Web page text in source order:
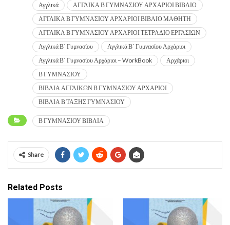
Αγγλικά
ΑΓΓΛΙΚΑ Β ΓΥΜΝΑΣΙΟΥ ΑΡΧΑΡΙΟΙ ΒΙΒΛΙΟ
ΑΓΓΛΙΚΑ Β ΓΥΜΝΑΣΙΟΥ ΑΡΧΑΡΙΟΙ ΒΙΒΛΙΟ ΜΑΘΗΤΗ
ΑΓΓΛΙΚΑ Β ΓΥΜΝΑΣΙΟΥ ΑΡΧΑΡΙΟΙ ΤΕΤΡΑΔΙΟ ΕΡΓΑΣΙΩΝ
Αγγλικά Β΄ Γυμνασίου
Αγγλικά Β΄ Γυμνασίου Αρχάριοι
Αγγλικά Β΄ Γυμνασίου Αρχάριοι – WorkBook
Αρχάριοι
Β ΓΥΜΝΑΣΙΟΥ
ΒΙΒΛΙΑ ΑΓΓΛΙΚΩΝ Β ΓΥΜΝΑΣΙΟΥ ΑΡΧΑΡΙΟΙ
ΒΙΒΛΙΑ Β ΤΑΞΗΣ ΓΥΜΝΑΣΙΟΥ
Β ΓΥΜΝΑΣΙΟΥ ΒΙΒΛΙΑ
Share
Related Posts